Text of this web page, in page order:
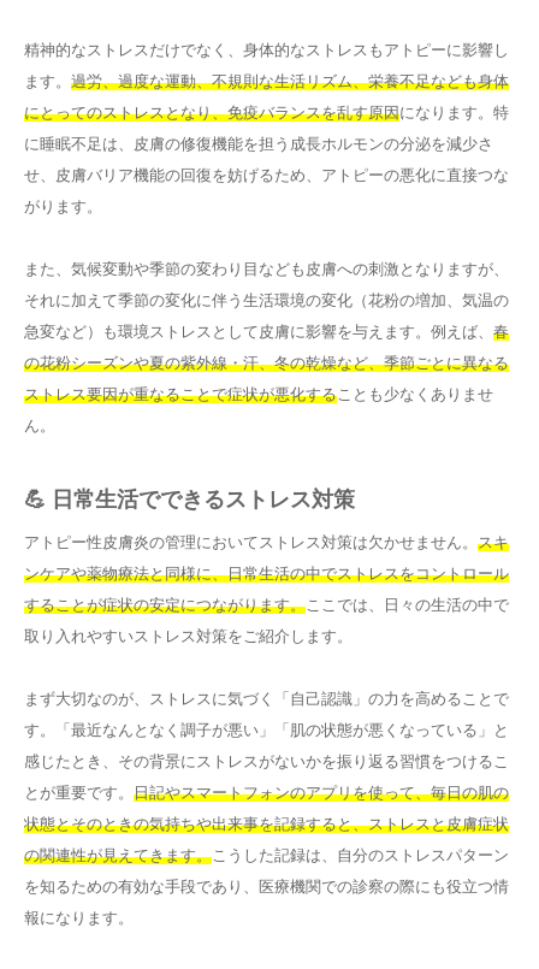
精神的なストレスだけでなく、身体的なストレスもアトピーに影響し
ます。 過労、過度な運動、不規則な生活リズム、栄養不足なども身体
にとってのストレスとなり、免疫バランスを乱す原因になります。特
に睡眠不足は、皮膚の修復機能を担う成長ホルモンの分泌を減少さ
せ、皮膚バリア機能の回復を妨げるため、アトピーの悪化に直接つな
がります。
また、気候変動や季節の変わり目なども皮膚への刺激となりますが、
それに加えて季節の変化に伴う生活環境の変化（花粉の増加、気温の
急変など）も環境ストレスとして皮膚に影響を与えます。例えば、 春
の花粉シーズンや夏の紫外線・汗、冬の乾燥など、季節ごとに異なる
ストレス要因が重なることで症状が悪化する ことも少なくありませ
ん。
💪 日常生活でできるストレス対策
アトピー性皮膚炎の管理においてストレス対策は欠かせません。 スキ
ンケアや薬物療法と同様に、日常生活の中でストレスをコントロール
することが症状の安定につながります。 ここでは、日々の生活の中で
取り入れやすいストレス対策をご紹介します。
まず大切なのが、ストレスに気づく「自己認識」の力を高めることで
す。「最近なんとなく調子が悪い」「肌の状態が悪くなっている」と
感じたとき、その背景にストレスがないかを振り返る習慣をつけるこ
とが重要です。 日記やスマートフォンのアプリを使って、毎日の肌の
状態とそのときの気持ちや出来事を記録すると、ストレスと皮膚症状
の関連性が見えてきます。 こうした記録は、自分のストレスパターン
を知るための有効な手段であり、医療機関での診察の際にも役立つ情
報になります。